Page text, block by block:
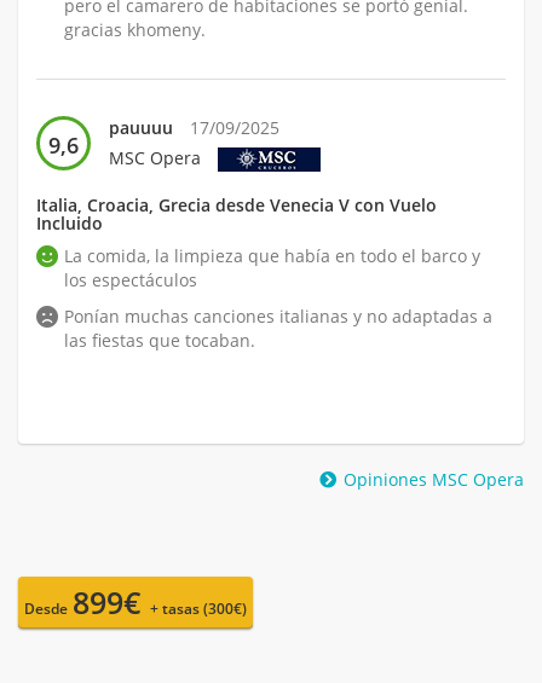
pero el camarero de habitaciones se portó genial.
gracias khomeny.
9,6
pauuuu
17/09/2025
MSC Opera
Italia, Croacia, Grecia desde Venecia V con Vuelo
Incluido
La comida, la limpieza que había en todo el barco y
los espectáculos
Ponían muchas canciones italianas y no adaptadas a
las fiestas que tocaban.
Opiniones MSC Opera
Desde 899€ + tasas (300€)